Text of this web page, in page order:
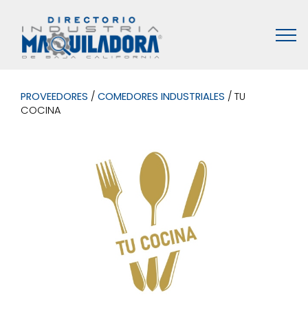
PROVEEDORES / COMEDORES INDUSTRIALES / TU
COCINA